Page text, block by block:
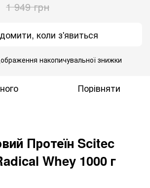
1 949 грн
коли з'явиться
накопичувальної знижки
Порівняти
Протеїн Scitec
Whey 1000 г